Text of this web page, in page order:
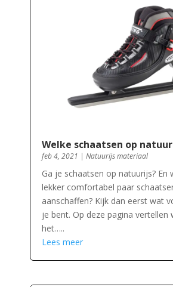
Welke schaatsen op
feb 4, 2021 | Natuurijs materiaal
Ga je schaatsen op natuurijs? En
lekker comfortabel paar
aanschaffen? Kijk dan eerst wat
je bent. Op deze pagina vertellen
het…..
Lees meer